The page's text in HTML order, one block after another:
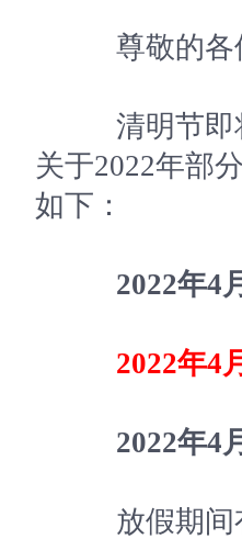
尊敬的各
清明节即将
关于2022年部
如下：
2022年4
2022年4
2022年4
放假期间有